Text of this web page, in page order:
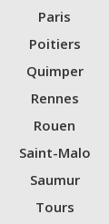
Paris
Poitiers
Quimper
Rennes
Rouen
Saint-Malo
Saumur
Tours